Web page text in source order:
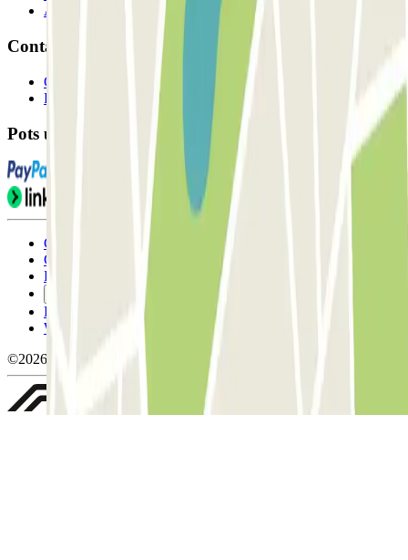
Afiliat
Contacte
Contacta'ns
FAQ
Pots utilitzar aquests mètodes de pagament:
Condicions d'ús i contratació
Condicions de cancel-lació
Política de cookies
Gestiona les galetes
Política de privacitat
Whistleblowing
©2026 Parclick. All rights reserved